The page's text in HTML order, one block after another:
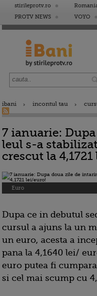
stirileprotv.ro
PROTV NEWS
VOYO
ibani incontul tau
7 ianuarie:
leul s-a
crescut la
Euro
Dupa ce in debutul
cursul a ajuns la un
un euro, acesta a
pana la 4,1640 lei/
euro putea fi
si cel mai scump cu